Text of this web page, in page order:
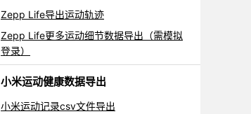
Zepp Life导出运动轨迹
Zepp Life更多运动细节数据导出（需模拟
登录）
小米运动健康数据导出
小米运动记录csv文件导出